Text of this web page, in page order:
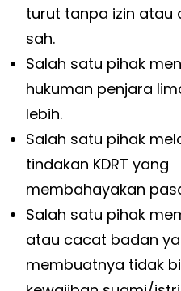
turut tanpa izin atau
sah.
Salah satu pihak
hukuman penjara
lebih.
Salah satu pihak
tindakan KDRT yang
membahayakan
Salah satu pihak
atau cacat badan
membuatnya tidak